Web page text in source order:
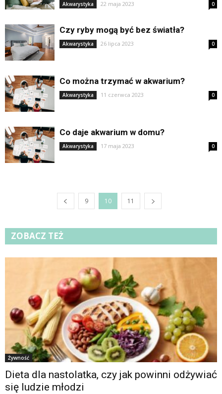
Akwarystyka 22 maja 2023 0
Czy ryby mogą być bez światła?
Akwarystyka 26 lipca 2023 0
Co można trzymać w akwarium?
Akwarystyka 11 czerwca 2023 0
Co daje akwarium w domu?
Akwarystyka 17 maja 2023 0
9 10 11
ZOBACZ TEŻ
Żywność
Dieta dla nastolatka, czy jak powinni odżywiać
się ludzie młodzi